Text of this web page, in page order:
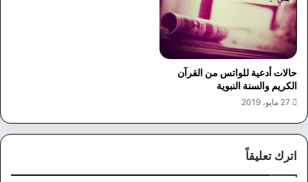
حالات أدعية للواتس من القرآن
الكريم والسنة النبوية
27 مايو، 2019
اترك تعليقاً